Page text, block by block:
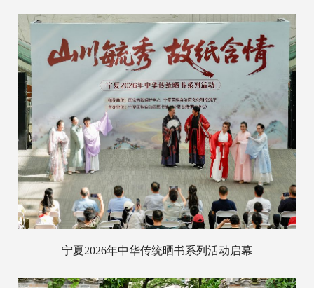
宁夏2026年中华传统晒书系列活动启幕